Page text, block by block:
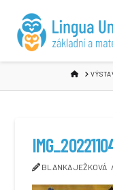
HOME
BLANKA JEŽKOVÁ